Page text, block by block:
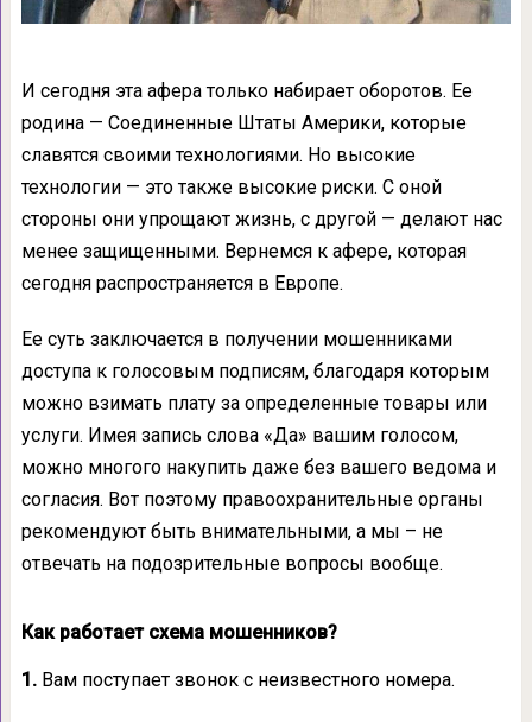
И сегодня эта афера только набирает оборотов. Ее
родина — Соединенные Штаты Америки, которые
славятся своими технологиями. Но высокие
технологии — это также высокие риски. С оной
стороны они упрощают жизнь, с другой — делают нас
менее защищенными. Вернемся к афере, которая
сегодня распространяется в Европе.
Ее суть заключается в получении мошенниками
доступа к голосовым подписям, благодаря которым
можно взимать плату за определенные товары или
услуги. Имея запись слова «Да» вашим голосом,
можно многого накупить даже без вашего ведома и
согласия. Вот поэтому правоохранительные органы
рекомендуют быть внимательными, а мы – не
отвечать на подозрительные вопросы вообще.
Как работает схема мошенников?
1.Вам поступает звонок с неизвестного номера.